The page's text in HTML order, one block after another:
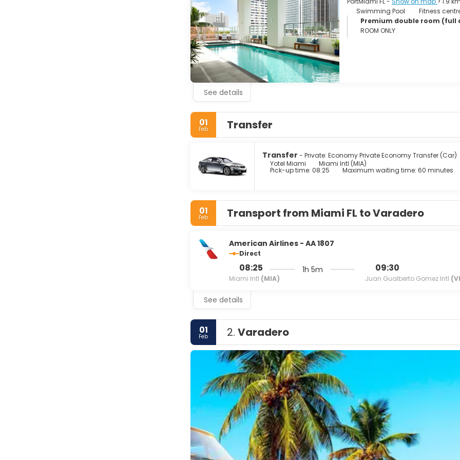
Swimming Pool
Fitness
Premium double room (full
ROOM ONLY
See details
01
Feb Transfer
Transfer - Private: Economy Private Economy Transfer (Car)
Yotel Miami
Miami Intl (MIA)
Pick-up time: 08:25 Maximum waiting time: 60 minutes
01
Feb Transport from Miami FL to Varadero
American Airlines - AA 1807
Direct
08:25
Miami Intl (MIA)
1h 5m 09:30
Juan Gualberto Gomez Intl
See details
01
Feb 2. Varadero